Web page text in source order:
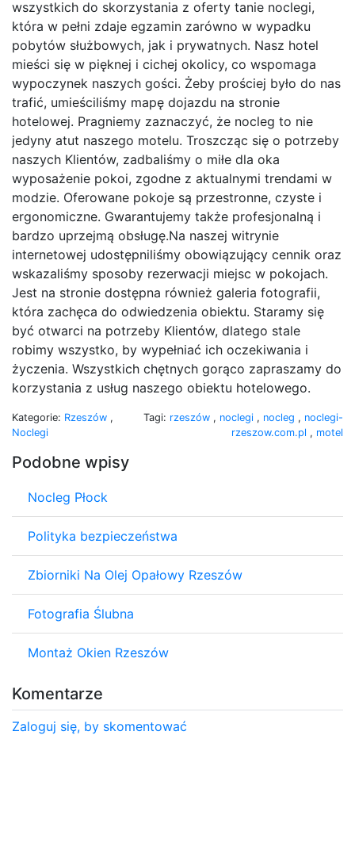
wszystkich do skorzystania z oferty tanie noclegi,
która w pełni zdaje egzamin zarówno w wypadku
pobytów służbowych, jak i prywatnych. Nasz hotel
mieści się w pięknej i cichej okolicy, co wspomaga
wypoczynek naszych gości. Żeby prościej było do nas
trafić, umieściliśmy mapę dojazdu na stronie
hotelowej. Pragniemy zaznaczyć, że nocleg to nie
jedyny atut naszego motelu. Troszcząc się o potrzeby
naszych Klientów, zadbaliśmy o miłe dla oka
wyposażenie pokoi, zgodne z aktualnymi trendami w
modzie. Oferowane pokoje są przestronne, czyste i
ergonomiczne. Gwarantujemy także profesjonalną i
bardzo uprzejmą obsługę.Na naszej witrynie
internetowej udostępniliśmy obowiązujący cennik oraz
wskazaliśmy sposoby rezerwacji miejsc w pokojach.
Jest na stronie dostępna również galeria fotografii,
która zachęca do odwiedzenia obiektu. Staramy się
być otwarci na potrzeby Klientów, dlatego stale
robimy wszystko, by wypełniać ich oczekiwania i
życzenia. Wszystkich chętnych gorąco zapraszamy do
korzystania z usług naszego obiektu hotelowego.
Kategorie: Rzeszów ,
Noclegi
Tagi: rzeszów , noclegi , nocleg , noclegi-
rzeszow.com.pl , motel
Podobne wpisy
Nocleg Płock
Polityka bezpieczeństwa
Zbiorniki Na Olej Opałowy Rzeszów
Fotografia Ślubna
Montaż Okien Rzeszów
Komentarze
Zaloguj się, by skomentować